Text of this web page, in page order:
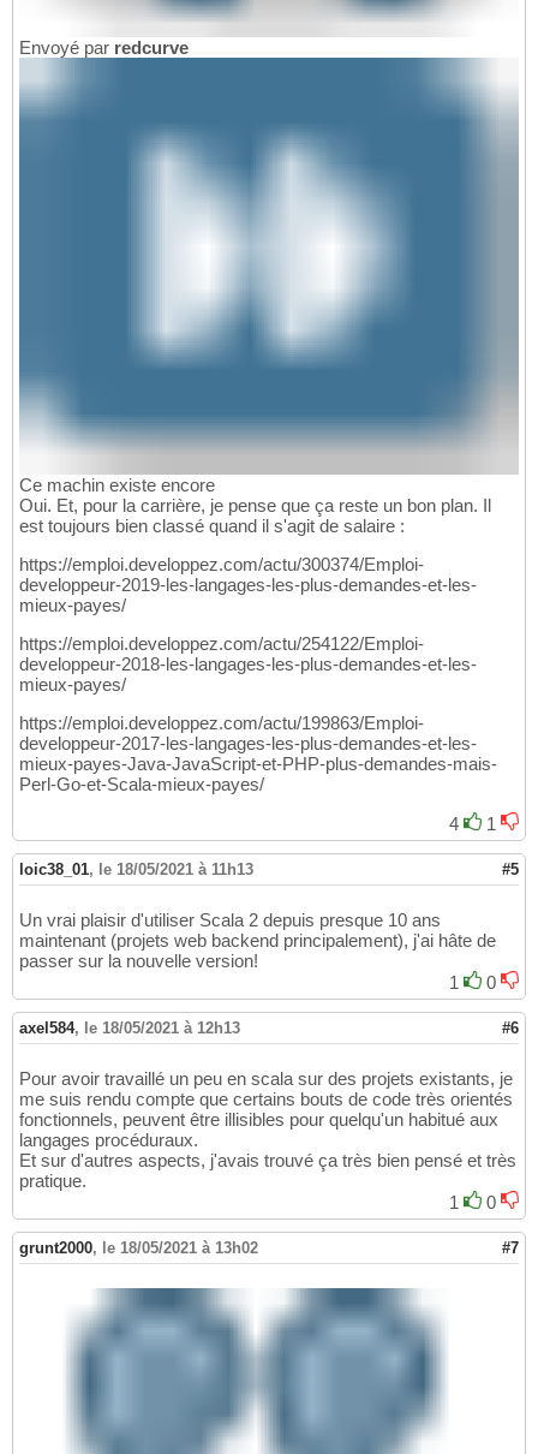
Envoyé par redcurve
Ce machin existe encore
Oui. Et, pour la carrière, je pense que ça reste un bon plan. Il
est toujours bien classé quand il s'agit de salaire :
https://emploi.developpez.com/actu/300374/Emploi-
developpeur-2019-les-langages-les-plus-demandes-et-les-
mieux-payes/
https://emploi.developpez.com/actu/254122/Emploi-
developpeur-2018-les-langages-les-plus-demandes-et-les-
mieux-payes/
https://emploi.developpez.com/actu/199863/Emploi-
developpeur-2017-les-langages-les-plus-demandes-et-les-
mieux-payes-Java-JavaScript-et-PHP-plus-demandes-mais-
Perl-Go-et-Scala-mieux-payes/
4
1
loic38_01, le 18/05/2021 à 11h13 #5
Un vrai plaisir d'utiliser Scala 2 depuis presque 10 ans
maintenant (projets web backend principalement), j'ai hâte de
passer sur la nouvelle version!
1
0
axel584, le 18/05/2021 à 12h13 #6
Pour avoir travaillé un peu en scala sur des projets existants, je
me suis rendu compte que certains bouts de code très orientés
fonctionnels, peuvent être illisibles pour quelqu'un habitué aux
langages procéduraux.
Et sur d'autres aspects, j'avais trouvé ça très bien pensé et très
pratique.
1
0
grunt2000, le 18/05/2021 à 13h02 #7